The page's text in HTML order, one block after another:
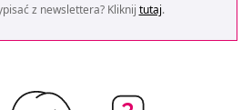
z newslettera? Kliknij tutaj.